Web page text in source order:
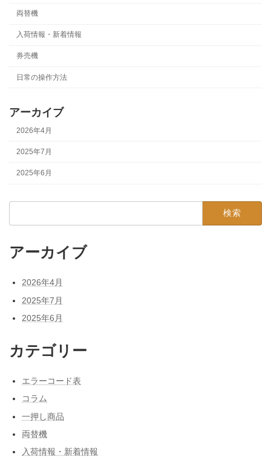
両替機
入荷情報・新着情報
券売機
日常の操作方法
アーカイブ
2026年4月
2025年7月
2025年6月
検
アーカイブ
2026年4月
2025年7月
2025年6月
カテゴリー
エラーコード表
コラム
一押し商品
両替機
入荷情報・新着情報